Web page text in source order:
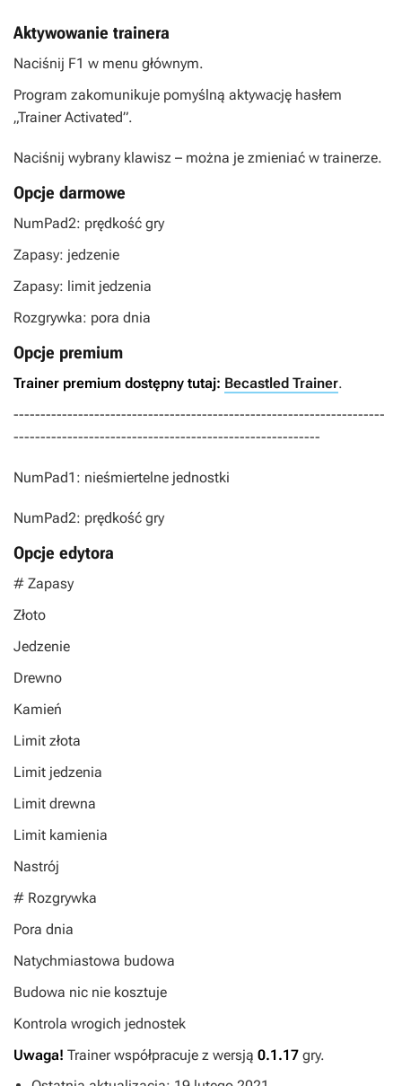
Aktywowanie trainera
Naciśnij F1 w menu głównym.
Program zakomunikuje pomyślną aktywację hasłem
„Trainer Activated”.
Naciśnij wybrany klawisz – można je zmieniać w trainerze.
Opcje darmowe
NumPad2: prędkość gry
Zapasy: jedzenie
Zapasy: limit jedzenia
Rozgrywka: pora dnia
Opcje premium
Trainer premium dostępny tutaj: Becastled Trainer.
---------------------------------------------------------------------
---------------------------------------------------------
NumPad1: nieśmiertelne jednostki
NumPad2: prędkość gry
Opcje edytora
# Zapasy
Złoto
Jedzenie
Drewno
Kamień
Limit złota
Limit jedzenia
Limit drewna
Limit kamienia
Nastrój
# Rozgrywka
Pora dnia
Natychmiastowa budowa
Budowa nic nie kosztuje
Kontrola wrogich jednostek
Uwaga! Trainer współpracuje z wersją 0.1.17 gry.